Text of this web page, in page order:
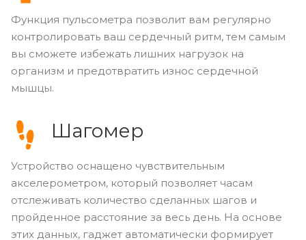
Функция пульсометра позволит вам регулярно
контролировать ваш сердечный ритм, тем самым
вы сможете избежать лишних нагрузок на
организм и предотвратить износ сердечной
мышцы.
Шагомер
Устройство оснащено чувствительным
акселерометром, который позволяет часам
отслеживать количество сделанных шагов и
пройденное расстояние за весь день. На основе
этих данных, гаджет автоматически формирует